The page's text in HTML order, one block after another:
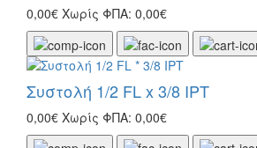
0,00€ Χωρίς ΦΠΑ: 0,00€
Συστολή 1/2 FL x 3/8 IPT
0,00€ Χωρίς ΦΠΑ: 0,00€